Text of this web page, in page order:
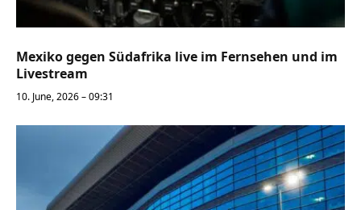
Mexiko gegen Südafrika live im Fernsehen und im
Livestream
10. June, 2026 – 09:31